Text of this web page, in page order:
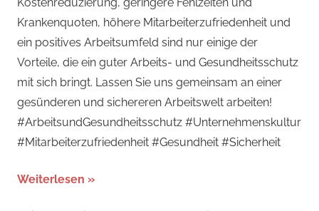
Krankenquoten, höhere Mitarbeiterzufriedenheit und
ein positives Arbeitsumfeld sind nur einige der
Vorteile, die ein guter Arbeits- und Gesundheitsschutz
mit sich bringt. Lassen Sie uns gemeinsam an einer
gesünderen und sichereren Arbeitswelt arbeiten!
#ArbeitsundGesundheitsschutz #Unternehmenskultur
#Mitarbeiterzufriedenheit #Gesundheit #Sicherheit
Weiterlesen